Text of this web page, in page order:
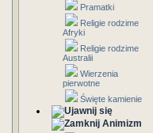
Pramatki
Religie rodzime
Afryki
Religie rodzime
Australii
Wierzenia
pierwotne
Święte kamienie
Animizm